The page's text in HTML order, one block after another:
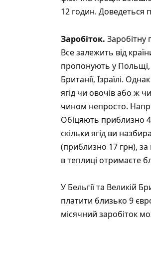
12 годин. Доведеться
Заробіток. Заробітну
Все залежить від
пропонують у Польщі,
Британії, Ізраїлі.
ягід чи овочів або ж
чином непросто.
Обіцяють приблизно
скільки ягід ви
(приблизно 17 грн),
в теплиці отримаєте
У Бельгії та Великій
платити близько 9
місячний заробіток